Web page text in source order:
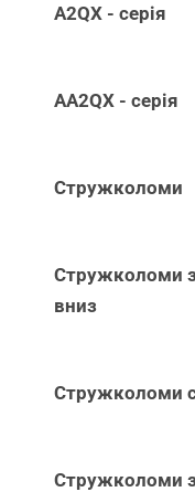
A2QX - серія
AA2QX - серія
Стружколоми
Стружколоми
вниз
Стружколоми
Стружколоми